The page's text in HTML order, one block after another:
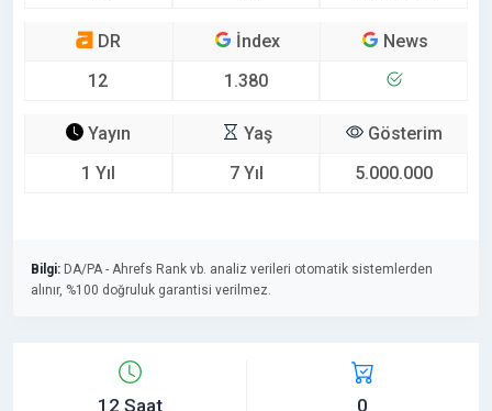
DR
12
İndex
1.380
News
Yayın
1 Yıl
Yaş
7 Yıl
Gösterim
5.000.000
Bilgi: DA/PA - Ahrefs Rank vb. analiz verileri otomatik sistemlerden
alınır, %100 doğruluk garantisi verilmez.
12 Saat 0